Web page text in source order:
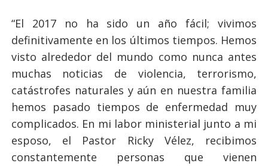
“El 2017 no ha sido un año fácil; vivimos
definitivamente en los últimos tiempos. Hemos
visto alrededor del mundo como nunca antes
muchas noticias de violencia, terrorismo,
catástrofes naturales y aún en nuestra familia
hemos pasado tiempos de enfermedad muy
complicados. En mi labor ministerial junto a mi
esposo, el Pastor Ricky Vélez, recibimos
constantemente personas que vienen